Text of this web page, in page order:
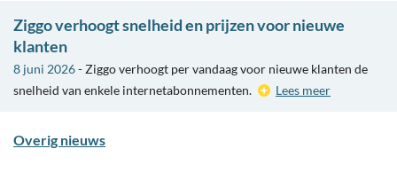
Ziggo verhoogt snelheid en prijzen voor nieuwe
klanten
8 juni 2026- Ziggo verhoogt per vandaag voor nieuwe klanten de
snelheid van enkele internetabonnementen.
Lees meer
Overig nieuws